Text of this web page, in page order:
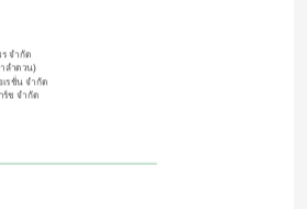
จํากัด
ลำดวน)
รชั่น จำกัด
ร์ช จำกัด